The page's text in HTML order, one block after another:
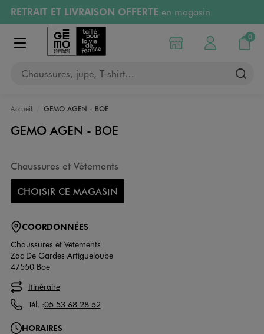
Aller au contenu principal
Aller à la navigation
RETRAIT ET LIVRAISON OFFERTE en magasin
Retours OFFERTSpendant 30 jours
PAYEZ EN 3x SANS FRAIS
RÉSERVATION GRATUITE
Afficher le menu
Chaussures, jupe, T-shirt…
Choisir mon magasin
Mon compte
0
Mon
Accueil GEMO AGEN - BOE
GEMO AGEN - BOE
Chaussures et Vêtements
CHOISIR CE MAGASIN
COORDONNÉES
Chaussures et Vêtements
Zac De Gardes Artigueloube
47550 Boe
Itinéraire
Tél. :05 53 68 28 52
HORAIRES